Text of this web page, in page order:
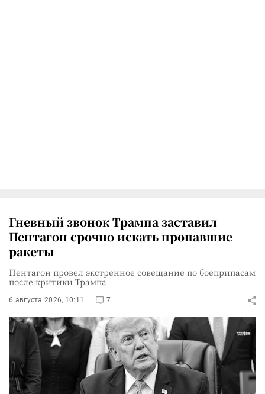
Гневный звонок Трампа заставил
Пентагон срочно искать пропавшие
ракеты
Пентагон провел экстренное совещание по боеприпасам
после критики Трампа
6 августа 2026, 10:11 7